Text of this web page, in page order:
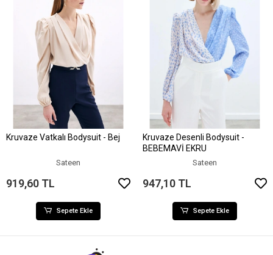
Sepete Ekle
Kruvaze Vatkalı Bodysuit - Bej
Sateen
919,60 TL
Sepete Ekle
Sepete Ekle
Kruvaze Desenli Bodysuit -
BEBEMAVİ EKRU
Sateen
947,10 TL
Sepete Ekle